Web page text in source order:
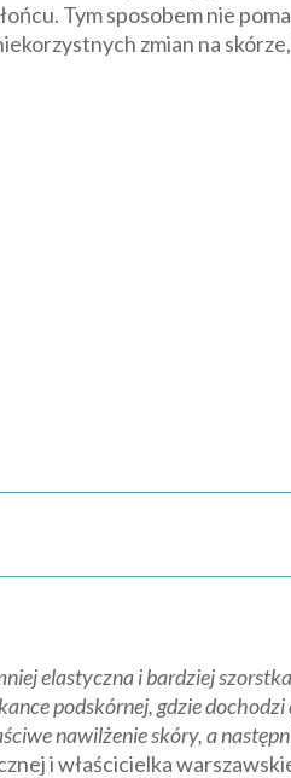
Tym sposobem nie
zmian na
elastyczna i bardziej
podskórnej, gdzie
nawilżenie skóry, a
i właścicielka